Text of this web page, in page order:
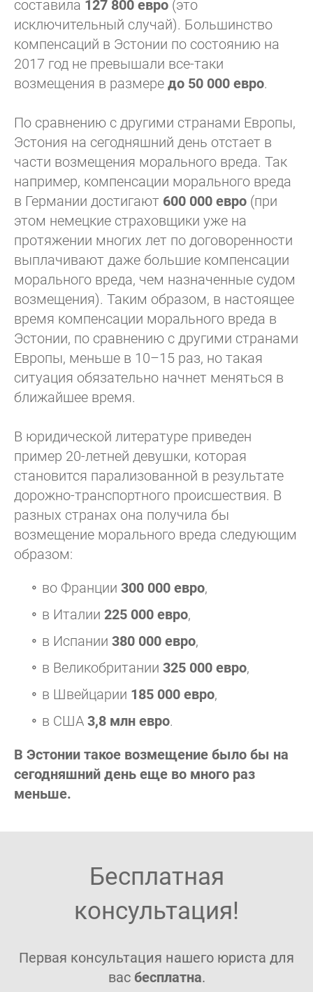
составила 127 800 евро (это
исключительный случай). Большинство
компенсаций в Эстонии по состоянию на
2017 год не превышали все-таки
возмещения в размере до 50 000 евро.
По сравнению с другими странами Европы,
Эстония на сегодняшний день отстает в
части возмещения морального вреда. Так
например, компенсации морального вреда
в Германии достигают 600 000 евро (при
этом немецкие страховщики уже на
протяжении многих лет по договоренности
выплачивают даже большие компенсации
морального вреда, чем назначенные судом
возмещения). Таким образом, в настоящее
время компенсации морального вреда в
Эстонии, по сравнению с другими странами
Европы, меньше в 10–15 раз, но такая
ситуация обязательно начнет меняться в
ближайшее время.
В юридической литературе приведен
пример 20-летней девушки, которая
становится парализованной в результате
дорожно-транспортного происшествия. В
разных странах она получила бы
возмещение морального вреда следующим
образом:
во Франции 300 000 евро,
в Италии 225 000 евро,
в Испании 380 000 евро,
в Великобритании 325 000 евро,
в Швейцарии 185 000 евро,
в США 3,8 млн евро.
В Эстонии такое возмещение было бы на
сегодняшний день еще во много раз
меньше.
Бесплатная
консультация!
Первая консультация нашего юриста для
вас бесплатна.